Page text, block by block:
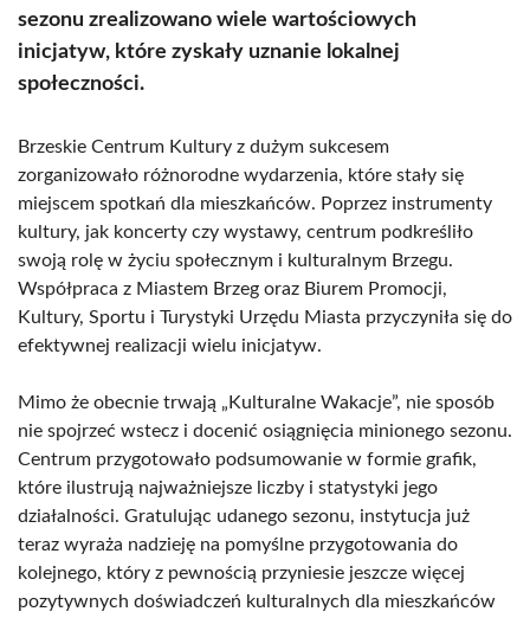
sezonu zrealizowano wiele wartościowych
inicjatyw, które zyskały uznanie lokalnej
społeczności.
Brzeskie Centrum Kultury z dużym sukcesem
zorganizowało różnorodne wydarzenia, które stały się
miejscem spotkań dla mieszkańców. Poprzez instrumenty
kultury, jak koncerty czy wystawy, centrum podkreśliło
swoją rolę w życiu społecznym i kulturalnym Brzegu.
Współpraca z Miastem Brzeg oraz Biurem Promocji,
Kultury, Sportu i Turystyki Urzędu Miasta przyczyniła się do
efektywnej realizacji wielu inicjatyw.
Mimo że obecnie trwają „Kulturalne Wakacje”, nie sposób
nie spojrzeć wstecz i docenić osiągnięcia minionego sezonu.
Centrum przygotowało podsumowanie w formie grafik,
które ilustrują najważniejsze liczby i statystyki jego
działalności. Gratulując udanego sezonu, instytucja już
teraz wyraża nadzieję na pomyślne przygotowania do
kolejnego, który z pewnością przyniesie jeszcze więcej
pozytywnych doświadczeń kulturalnych dla mieszkańców